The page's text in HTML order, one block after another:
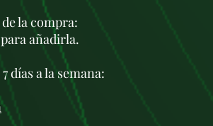
la compra:
para añadirla.
días a la semana: